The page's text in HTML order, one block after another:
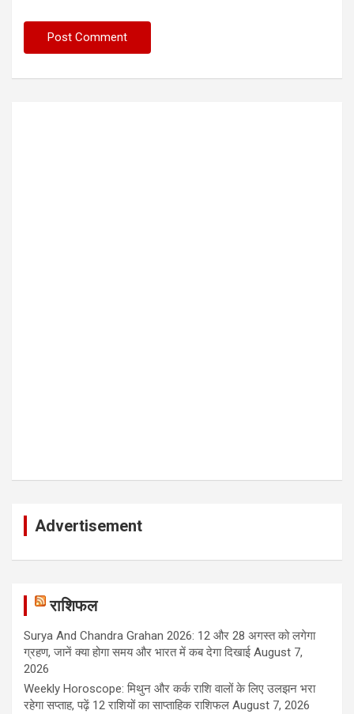
Advertisement
राशिफल
Surya And Chandra Grahan 2026: 12 और 28 अगस्त को लगेगा
ग्रहण, जानें क्या होगा समय और भारत में कब देगा दिखाई August 7,
2026
Weekly Horoscope: मिथुन और कर्क राशि वालों के लिए उलझन भरा
रहेगा सप्ताह, पढ़ें 12 राशियों का साप्ताहिक राशिफल August 7, 2026